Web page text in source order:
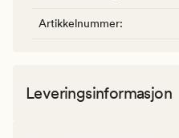
Artikkelnummer:
Leveringsinformasjon